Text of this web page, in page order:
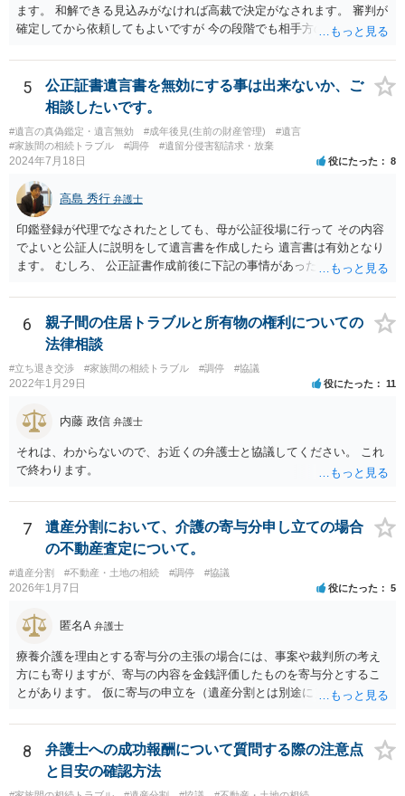
ます。 和解できる見込みがなければ高裁で決定がなされます。 審判が
確定してから依頼してもよいですが 今の段階でも相手方の連絡が迷惑
5
公正証書遺言書を無効にする事は出来ないか、ご
相談したいです。
#遺言の真偽鑑定・遺言無効 #成年後見(生前の財産管理)
#遺言
#家族間の相続トラブル
#調停 #遺留分侵害額請求・放棄
2024年7月18日 役にたった 8
高島 秀行 弁護士
印鑑登録が代理でなされたとしても、母が公証役場に行って その内容
でよいと公証人に説明をして遺言書を作成したら 遺言書は有効となり
ます。 むしろ、 公正証書作成前後に下記の事情があったことが証明で
月に携帯が新しくなった母からの第一声は「ここにいたら殺される」
「面会に来てくれ」で、長男に聞くと「面会は出来ない。俺は携帯電
話の使い方を教える為に会っている」「母の話は聞かなくて良い」と
電話が切れました。その後の電話でも「食事に毒が入っている」「体
にチップが埋められている」等、おかしかったです。 当時の診療記
録、介護認定の資料、介護記録を取得して 弁護士に面談で相談された
方がよいと思います。
6
親子間の住居トラブルと所有物の権利についての
法律相談
#立ち退き交渉 #家族間の相続トラブル #調停 #協議
2022年1月29日 役にたった 11
内藤 政信 弁護士
それは、わからないので、お近くの弁護士と協議してください。 これ
で終わります。
7
遺産分割において、介護の寄与分申し立ての場合
の不動産査定について。
#遺産分割 #不動産・土地の相続 #調停 #協議
2026年1月7日 役にたった 5
匿名A 弁護士
療養介護を理由とする寄与分の主張の場合には、事案や裁判所の考え
方にも寄りますが、寄与の内容を金銭評価したものを寄与分とするこ
とがあります。 仮に寄与の申立を（遺産分割とは別途に）して、その
価）は不要ということもあります。 ただ、前提として、遺産分割はし
なければならないでしょうから、現実的にはいずれにせよ不動産評価
は必要でしょう。
8
弁護士への成功報酬について質問する際の注意点
と目安の確認方法